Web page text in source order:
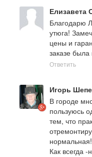
Елизавета
Благодарю
утюга!
цены и
заказе
Ответить
Игорь
В городе
пользуюсь
тем, что
Как всегда -